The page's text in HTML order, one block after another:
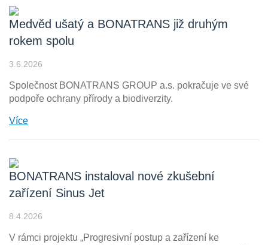
Medvěd ušatý a BONATRANS již druhým
rokem spolu
3.6.2026
Společnost BONATRANS GROUP a.s. pokračuje ve své
podpoře ochrany přírody a biodiverzity.
Více
BONATRANS instaloval nové zkušební
zařízení Sinus Jet
8.4.2026
V rámci projektu „Progresivní postup a zařízení ke